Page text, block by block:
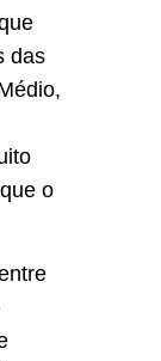
das
o